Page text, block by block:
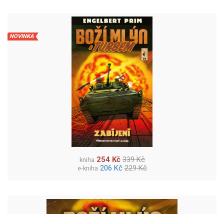
NOVINKA
kniha 254 Kč 339 Kč
e-kniha 206 Kč 229 Kč